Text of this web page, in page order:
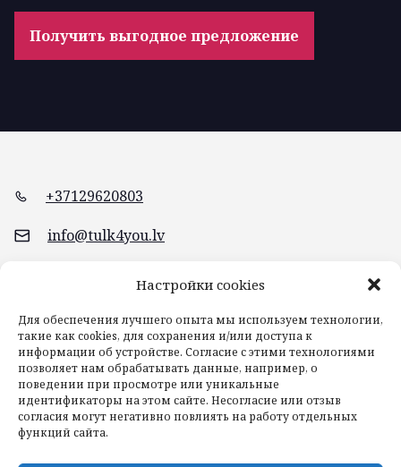
Настройки cookies
Для обеспечения лучшего опыта мы используем технологии,
такие как cookies, для сохранения и/или доступа к
информации об устройстве. Согласие с этими технологиями
позволяет нам обрабатывать данные, например, о
поведении при просмотре или уникальные
идентификаторы на этом сайте. Несогласие или отзыв
согласия могут негативно повлиять на работу отдельных
функций сайта.
Получить выгодное предложение
+37129620803
info@tulk4you.lv